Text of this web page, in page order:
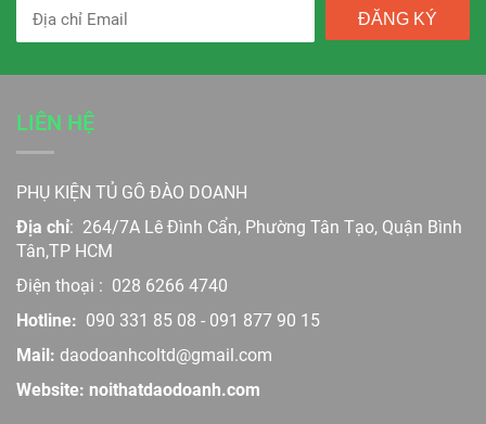
ĐĂNG KÝ
LIÊN HỆ
PHỤ KIỆN TỦ GỖ ĐÀO DOANH
Địa chỉ: 264/7A Lê Đình Cẩn, Phường Tân Tạo, Quận Bình
Tân,TP HCM
Điện thoại : 028 6266 4740
Hotline: 090 331 85 08 - 091 877 90 15
Mail: daodoanhcoltd@gmail.com
Website: noithatdaodoanh.com